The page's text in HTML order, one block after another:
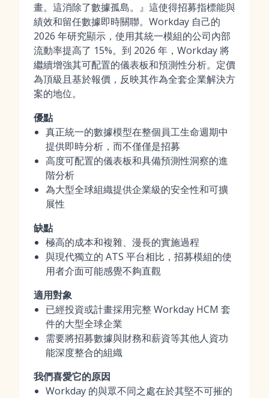
畫。這消除了數據孤島。』這使得招募指標能與
績效和留任數據即時關聯。Workday 自己的
2026 年研究顯示，使用其統一模組的公司內部
流動率提高了 15%。到 2026 年，Workday 將
繼續增強其可配置的儀表板和預測性分析。定價
為頂級且基於報價，反映其作為全套企業解決方
案的地位。
優點
真正統一的數據模型在整個員工生命週期中
提供即時分析，而不僅僅是招募
高度可配置的儀表板和具備預測性洞察的進
階分析
為大型全球組織提供企業級的安全性和可擴
展性
缺點
極高的成本和複雜、漫長的實施過程
與現代獨立的 ATS 平台相比，招募模組的使
用者介面可能感覺不夠直觀
適用對象
已經投資或計畫採用完整 Workday HCM 套
件的大型全球企業
需要將招募數據與財務和薪資等其他人資功
能深度整合的組織
我們喜愛它的原因
Workday 的與眾不同之處在於其堅不可摧的